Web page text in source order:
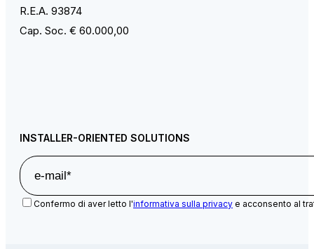
R.E.A. 93874
Cap. Soc. € 60.000,00
INSTALLER-ORIENTED SOLUTIONS
Confermo di aver letto l'informativa sulla privacy e acconsento al